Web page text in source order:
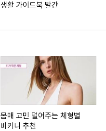
생활 가이드북 발간
몸매 고민 덜어주는 체형별
비키니 추천